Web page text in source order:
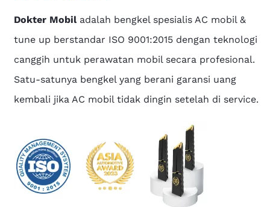
Dokter Mobiladalah bengkel spesialis AC mobil &
tune up berstandar ISO 9001:2015 dengan teknologi
canggih untuk perawatan mobil secara profesional.
Satu-satunya bengkel yang berani garansi uang
kembali jika AC mobil tidak dingin setelah di service.